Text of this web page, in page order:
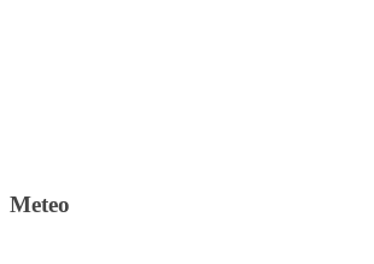
Meteo